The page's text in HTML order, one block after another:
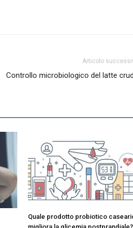
Articolo
Controllo microbiologico del latte
Quale prodotto probiotico